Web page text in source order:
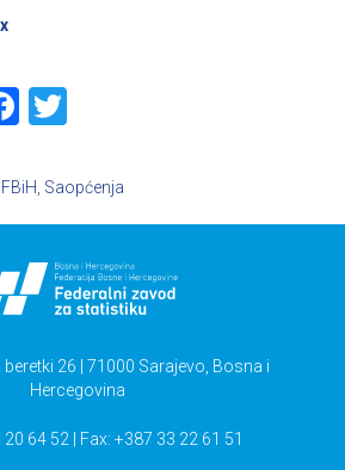
Facebook
FBiH Saopćenja
26 | 71000 Sarajevo, Bosna i
Hercegovina
64 52 | Fax: +387 33 22 61 51